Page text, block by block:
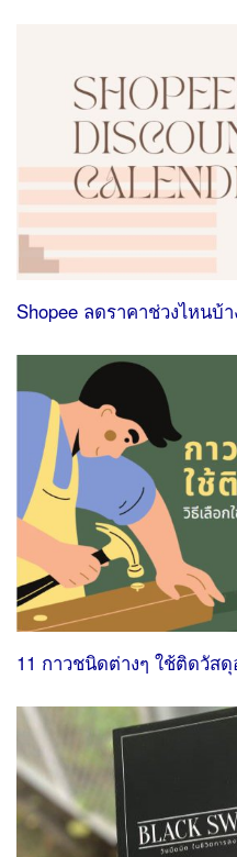
Shopee ลดราคาช่วงไหนบ้
11 กาวชนิดต่างๆ ใช้ติดวัสดุ